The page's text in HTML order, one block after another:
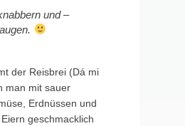
und –
der Reisbrei (Dá mi
man mit sauer
Erdnüssen und
geschmacklich